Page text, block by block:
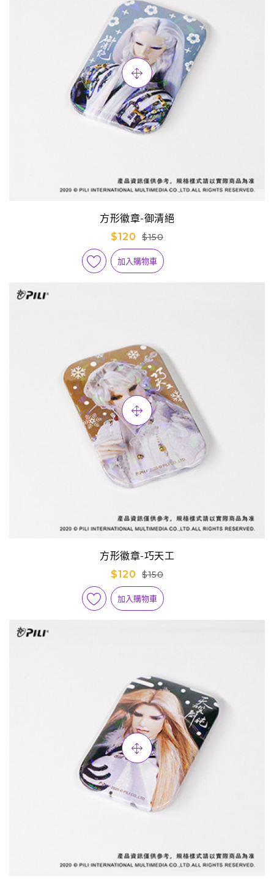
方形徽章-御清絕
$120
$150
加入購物車
方形徽章-巧天工
$120
$150
加入購物車